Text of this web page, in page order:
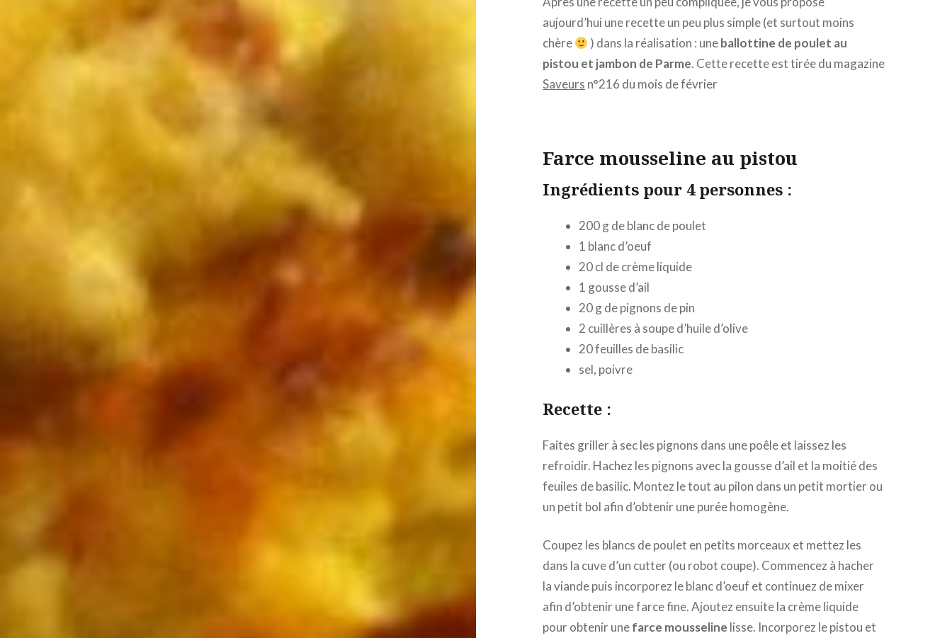
aujourd’hui une recette un peu plus simple (et surtout moins
chère
) dans la réalisation : uneballottine de poulet au
pistou et jambon de Parme. Cette recette est tirée du magazine
Saveurs n°216 du mois de février
Farce mousseline au pistou
Ingrédients pour 4 personnes :
200 g de blanc de poulet
1 blanc d’oeuf
20 cl de crème liquide
1 gousse d’ail
20 g de pignons de pin
2 cuillères à soupe d’huile d’olive
20 feuilles de basilic
sel, poivre
Recette :
Faites griller à sec les pignons dans une poêle et laissez les
refroidir. Hachez les pignons avec la gousse d’ail et la moitié des
feuiles de basilic. Montez le tout au pilon dans un petit mortier ou
un petit bol afin d’obtenir une purée homogène.
Coupez les blancs de poulet en petits morceaux et mettez les
dans la cuve d’un cutter (ou robot coupe). Commencez à hacher
la viande puis incorporez le blanc d’oeuf et continuez de mixer
afin d’obtenir une farce fine. Ajoutez ensuite la crème liquide
pour obtenir unefarce mousseline lisse. Incorporez le pistou et